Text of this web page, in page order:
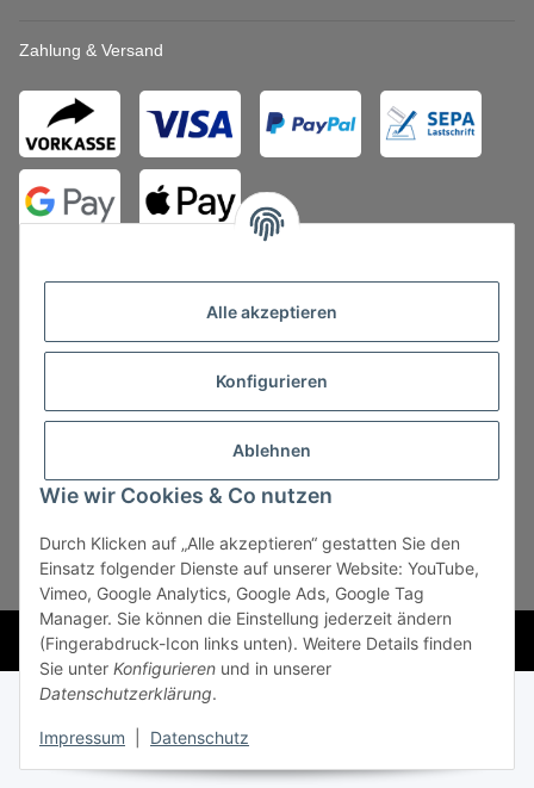
Alle akzeptieren
Konfigurieren
Ablehnen
Wie wir Cookies & Co nutzen
Durch Klicken auf „Alle akzeptieren“ gestatten Sie den
Einsatz folgender Dienste auf unserer Website: YouTube,
Vimeo, Google Analytics, Google Ads, Google Tag
Manager. Sie können die Einstellung jederzeit ändern
(Fingerabdruck-Icon links unten). Weitere Details finden
Sie unter Konfigurieren und in unserer
Datenschutzerklärung.
Impressum Datenschutz
Zahlung & Versand
Vertrag widerrufen
* Alle Preise zzgl. gesetzlicher USt., zzgl.Versand, zzgl.
Mindermengenzuschlag
Powered byJTL-Shop